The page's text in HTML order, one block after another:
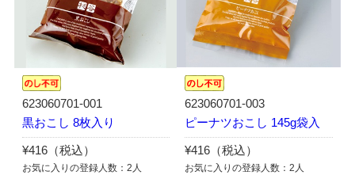
623060701-001
黒おこし 8枚入り
¥416（税込）
お気に入りの登録人数：2人
623060701-003
ピーナツおこし 145g袋入
¥416（税込）
お気に入りの登録人数：2人